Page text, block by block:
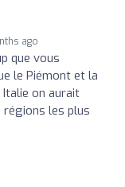
ago
que vous
le Piémont et la
on aurait
régions les plus